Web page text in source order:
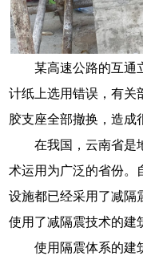
某高速公路的互通
计纸上选用错误，有关
胶支座全部撤换，造成
在我国，云南省是
术运用为广泛的省份。
设施都已经采用了减隔
使用了减隔震技术的建
使用隔震体系的建